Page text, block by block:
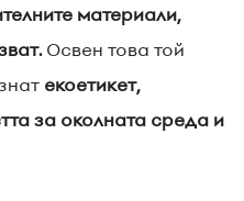
материали,
Освен това той
екоетикет,
за околната среда и